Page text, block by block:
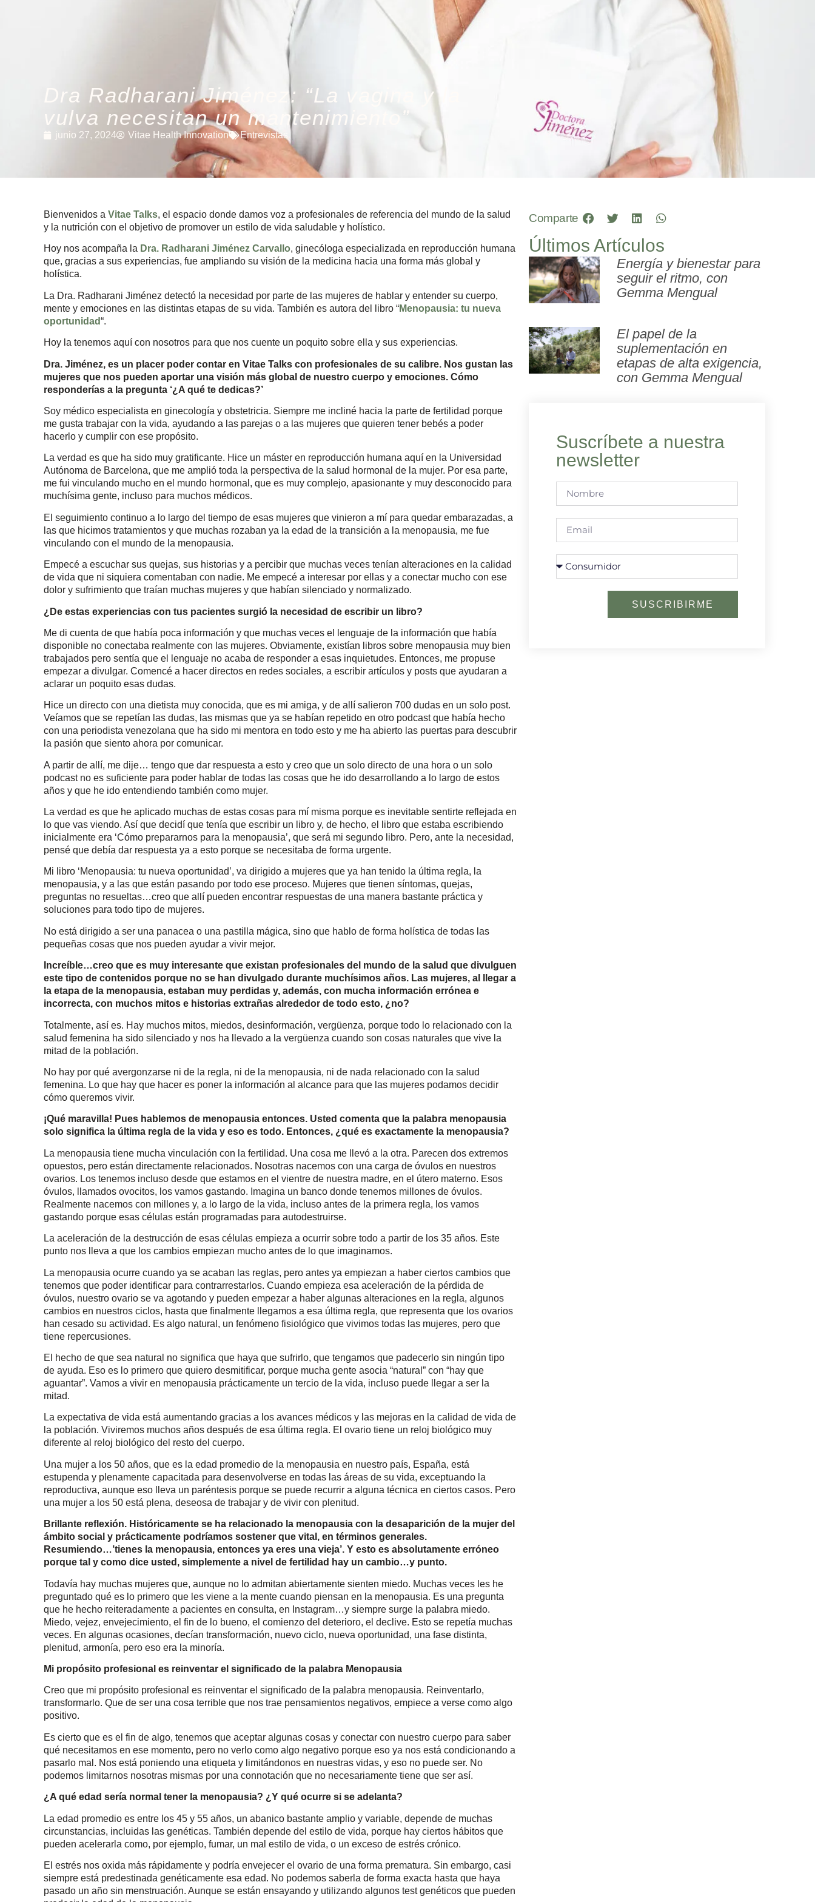
Dra Radharani Jiménez: “La vagina y la
vulva necesitan un mantenimiento”
junio 27, 2024 Vitae Health Innovation Entrevistas
Bienvenidos a Vitae Talks, el espacio donde damos voz a profesionales de referencia del mundo de la salud
y la nutrición con el objetivo de promover un estilo de vida saludable y holístico.
Hoy nos acompaña la Dra. Radharani Jiménez Carvallo, ginecóloga especializada en reproducción humana
que, gracias a sus experiencias, fue ampliando su visión de la medicina hacia una forma más global y
holística.
La Dra. Radharani Jiménez detectó la necesidad por parte de las mujeres de hablar y entender su cuerpo,
mente y emociones en las distintas etapas de su vida. También es autora del libro “Menopausia: tu nueva
oportunidad“.
Hoy la tenemos aquí con nosotros para que nos cuente un poquito sobre ella y sus experiencias.
Dra. Jiménez, es un placer poder contar en Vitae Talks con profesionales de su calibre. Nos gustan las
mujeres que nos pueden aportar una visión más global de nuestro cuerpo y emociones. Cómo
responderías a la pregunta ‘¿A qué te dedicas?’
Soy médico especialista en ginecología y obstetricia. Siempre me incliné hacia la parte de fertilidad porque
me gusta trabajar con la vida, ayudando a las parejas o a las mujeres que quieren tener bebés a poder
hacerlo y cumplir con ese propósito.
La verdad es que ha sido muy gratificante. Hice un máster en reproducción humana aquí en la Universidad
Autónoma de Barcelona, que me amplió toda la perspectiva de la salud hormonal de la mujer. Por esa parte,
me fui vinculando mucho en el mundo hormonal, que es muy complejo, apasionante y muy desconocido para
muchísima gente, incluso para muchos médicos.
El seguimiento continuo a lo largo del tiempo de esas mujeres que vinieron a mí para quedar embarazadas, a
las que hicimos tratamientos y que muchas rozaban ya la edad de la transición a la menopausia, me fue
vinculando con el mundo de la menopausia.
Empecé a escuchar sus quejas, sus historias y a percibir que muchas veces tenían alteraciones en la calidad
de vida que ni siquiera comentaban con nadie. Me empecé a interesar por ellas y a conectar mucho con ese
dolor y sufrimiento que traían muchas mujeres y que habían silenciado y normalizado.
¿De estas experiencias con tus pacientes surgió la necesidad de escribir un libro?
Me di cuenta de que había poca información y que muchas veces el lenguaje de la información que había
disponible no conectaba realmente con las mujeres. Obviamente, existían libros sobre menopausia muy bien
trabajados pero sentía que el lenguaje no acaba de responder a esas inquietudes. Entonces, me propuse
empezar a divulgar. Comencé a hacer directos en redes sociales, a escribir artículos y posts que ayudaran a
aclarar un poquito esas dudas.
Hice un directo con una dietista muy conocida, que es mi amiga, y de allí salieron 700 dudas en un solo post.
Veíamos que se repetían las dudas, las mismas que ya se habían repetido en otro podcast que había hecho
con una periodista venezolana que ha sido mi mentora en todo esto y me ha abierto las puertas para descubrir
la pasión que siento ahora por comunicar.
A partir de allí, me dije… tengo que dar respuesta a esto y creo que un solo directo de una hora o un solo
podcast no es suficiente para poder hablar de todas las cosas que he ido desarrollando a lo largo de estos
años y que he ido entendiendo también como mujer.
La verdad es que he aplicado muchas de estas cosas para mí misma porque es inevitable sentirte reflejada en
lo que vas viendo. Así que decidí que tenía que escribir un libro y, de hecho, el libro que estaba escribiendo
inicialmente era ‘Cómo prepararnos para la menopausia’, que será mi segundo libro. Pero, ante la necesidad,
pensé que debía dar respuesta ya a esto porque se necesitaba de forma urgente.
Mi libro ‘Menopausia: tu nueva oportunidad’, va dirigido a mujeres que ya han tenido la última regla, la
menopausia, y a las que están pasando por todo ese proceso. Mujeres que tienen síntomas, quejas,
preguntas no resueltas…creo que allí pueden encontrar respuestas de una manera bastante práctica y
soluciones para todo tipo de mujeres.
No está dirigido a ser una panacea o una pastilla mágica, sino que hablo de forma holística de todas las
pequeñas cosas que nos pueden ayudar a vivir mejor.
Increíble…creo que es muy interesante que existan profesionales del mundo de la salud que divulguen
este tipo de contenidos porque no se han divulgado durante muchísimos años. Las mujeres, al llegar a
la etapa de la menopausia, estaban muy perdidas y, además, con mucha información errónea e
incorrecta, con muchos mitos e historias extrañas alrededor de todo esto, ¿no?
Totalmente, así es. Hay muchos mitos, miedos, desinformación, vergüenza, porque todo lo relacionado con la
salud femenina ha sido silenciado y nos ha llevado a la vergüenza cuando son cosas naturales que vive la
mitad de la población.
No hay por qué avergonzarse ni de la regla, ni de la menopausia, ni de nada relacionado con la salud
femenina. Lo que hay que hacer es poner la información al alcance para que las mujeres podamos decidir
cómo queremos vivir.
¡Qué maravilla! Pues hablemos de menopausia entonces. Usted comenta que la palabra menopausia
solo significa la última regla de la vida y eso es todo. Entonces, ¿qué es exactamente la menopausia?
La menopausia tiene mucha vinculación con la fertilidad. Una cosa me llevó a la otra. Parecen dos extremos
opuestos, pero están directamente relacionados. Nosotras nacemos con una carga de óvulos en nuestros
ovarios. Los tenemos incluso desde que estamos en el vientre de nuestra madre, en el útero materno. Esos
óvulos, llamados ovocitos, los vamos gastando. Imagina un banco donde tenemos millones de óvulos.
Realmente nacemos con millones y, a lo largo de la vida, incluso antes de la primera regla, los vamos
gastando porque esas células están programadas para autodestruirse.
La aceleración de la destrucción de esas células empieza a ocurrir sobre todo a partir de los 35 años. Este
punto nos lleva a que los cambios empiezan mucho antes de lo que imaginamos.
La menopausia ocurre cuando ya se acaban las reglas, pero antes ya empiezan a haber ciertos cambios que
tenemos que poder identificar para contrarrestarlos. Cuando empieza esa aceleración de la pérdida de
óvulos, nuestro ovario se va agotando y pueden empezar a haber algunas alteraciones en la regla, algunos
cambios en nuestros ciclos, hasta que finalmente llegamos a esa última regla, que representa que los ovarios
han cesado su actividad. Es algo natural, un fenómeno fisiológico que vivimos todas las mujeres, pero que
tiene repercusiones.
El hecho de que sea natural no significa que haya que sufrirlo, que tengamos que padecerlo sin ningún tipo
de ayuda. Eso es lo primero que quiero desmitificar, porque mucha gente asocia “natural” con “hay que
aguantar”. Vamos a vivir en menopausia prácticamente un tercio de la vida, incluso puede llegar a ser la
mitad.
La expectativa de vida está aumentando gracias a los avances médicos y las mejoras en la calidad de vida de
la población. Viviremos muchos años después de esa última regla. El ovario tiene un reloj biológico muy
diferente al reloj biológico del resto del cuerpo.
Una mujer a los 50 años, que es la edad promedio de la menopausia en nuestro país, España, está
estupenda y plenamente capacitada para desenvolverse en todas las áreas de su vida, exceptuando la
reproductiva, aunque eso lleva un paréntesis porque se puede recurrir a alguna técnica en ciertos casos. Pero
una mujer a los 50 está plena, deseosa de trabajar y de vivir con plenitud.
Brillante reflexión. Históricamente se ha relacionado la menopausia con la desaparición de la mujer del
ámbito social y prácticamente podríamos sostener que vital, en términos generales.
Resumiendo…’tienes la menopausia, entonces ya eres una vieja’. Y esto es absolutamente erróneo
porque tal y como dice usted, simplemente a nivel de fertilidad hay un cambio…y punto.
Todavía hay muchas mujeres que, aunque no lo admitan abiertamente sienten miedo. Muchas veces les he
preguntado qué es lo primero que les viene a la mente cuando piensan en la menopausia. Es una pregunta
que he hecho reiteradamente a pacientes en consulta, en Instagram…y siempre surge la palabra miedo.
Miedo, vejez, envejecimiento, el fin de lo bueno, el comienzo del deterioro, el declive. Esto se repetía muchas
veces. En algunas ocasiones, decían transformación, nuevo ciclo, nueva oportunidad, una fase distinta,
plenitud, armonía, pero eso era la minoría.
Mi propósito profesional es reinventar el significado de la palabra Menopausia
Creo que mi propósito profesional es reinventar el significado de la palabra menopausia. Reinventarlo,
transformarlo. Que de ser una cosa terrible que nos trae pensamientos negativos, empiece a verse como algo
positivo.
Es cierto que es el fin de algo, tenemos que aceptar algunas cosas y conectar con nuestro cuerpo para saber
qué necesitamos en ese momento, pero no verlo como algo negativo porque eso ya nos está condicionando a
pasarlo mal. Nos está poniendo una etiqueta y limitándonos en nuestras vidas, y eso no puede ser. No
podemos limitarnos nosotras mismas por una connotación que no necesariamente tiene que ser así.
¿A qué edad sería normal tener la menopausia? ¿Y qué ocurre si se adelanta?
La edad promedio es entre los 45 y 55 años, un abanico bastante amplio y variable, depende de muchas
circunstancias, incluidas las genéticas. También depende del estilo de vida, porque hay ciertos hábitos que
pueden acelerarla como, por ejemplo, fumar, un mal estilo de vida, o un exceso de estrés crónico.
El estrés nos oxida más rápidamente y podría envejecer el ovario de una forma prematura. Sin embargo, casi
siempre está predestinada genéticamente esa edad. No podemos saberla de forma exacta hasta que haya
pasado un año sin menstruación. Aunque se están ensayando y utilizando algunos test genéticos que pueden
Comparte
Últimos Artículos
Energía y bienestar para
seguir el ritmo, con
Gemma Mengual
El papel de la
suplementación en
etapas de alta exigencia,
con Gemma Mengual
Suscríbete a nuestra
newsletter
SUSCRIBIRME